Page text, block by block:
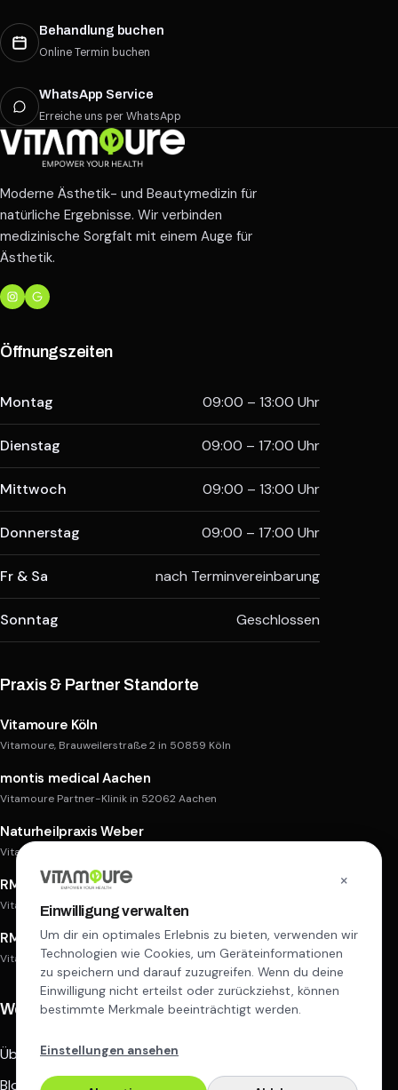
Behandlung buchen
Online Termin buchen
WhatsApp Service
Erreiche uns per WhatsApp
Moderne Ästhetik- und Beautymedizin für
natürliche Ergebnisse. Wir verbinden
medizinische Sorgfalt mit einem Auge für
Ästhetik.
Öffnungszeiten
Montag 09:00 – 13:00 Uhr
Dienstag 09:00 – 17:00 Uhr
Mittwoch 09:00 – 13:00 Uhr
Donnerstag 09:00 – 17:00 Uhr
Fr & Sa nach Terminvereinbarung
Sonntag Geschlossen
Praxis & Partner Standorte
Vitamoure Köln
Vitamoure, Brauweilerstraße 2 in 50859 Köln
montis medical Aachen
Vitamoure Partner-Klinik in 52062 Aachen
Naturheilpraxis Weber
Vitamoure Partner-Praxis in 50668 Köln
RM Aesthetic Köln
Vitamoure Partner-Praxis in 51105 Köln
RM Aesthetic Goch
Vitamoure Partner-Praxis in 47574 Goch
Weitere Links
Über uns
Blog
×
Einwilligung verwalten
Um dir ein optimales Erlebnis zu bieten, verwenden wir
Technologien wie Cookies, um Geräteinformationen
zu speichern und darauf zuzugreifen. Wenn du deine
Einwilligung nicht erteilst oder zurückziehst, können
bestimmte Merkmale beeinträchtigt werden.
Einstellungen ansehen